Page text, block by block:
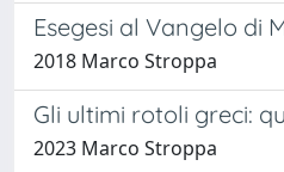
Esegesi al Vangelo di
2018 Marco Stroppa
Gli ultimi rotoli greci:
2023 Marco Stroppa